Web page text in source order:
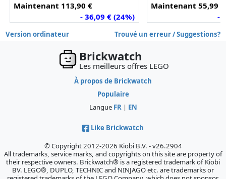
Maintenant 113,90 €
- 36,09 € (24%)
Maintenant 55,99 €
-
Version ordinateur Trouvé un erreur / Suggestions?
Brickwatch
Les meilleurs offres LEGO
À propos de Brickwatch
Populaire
Langue FR| EN
Like Brickwatch
© Copyright 2012-2026 Kiobi B.V. - v26.2904
All trademarks, service marks, and copyrights on this site are property of
their respective owners. Brickwatch® is a registered trademark of Kiobi
BV. LEGO®, DUPLO, TECHNIC and NINJAGO etc. are trademarks or